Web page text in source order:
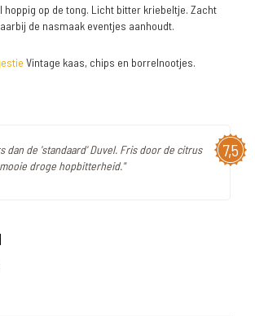
hoppig op de tong. Licht bitter kriebeltje. Zacht
de nasmaak eventjes aanhoudt.
Vintage kaas, chips en borrelnootjes.
7,5
dan de 'standaard' Duvel. Fris door de citrus
droge hopbitterheid."